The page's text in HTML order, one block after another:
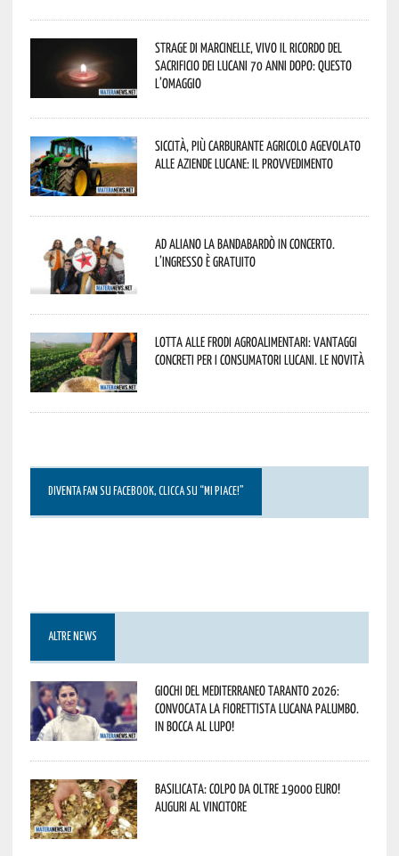
Strage di Marcinelle, vivo il ricordo del
sacrificio dei lucani 70 anni dopo: questo
l’omaggio
Siccità, più carburante agricolo agevolato
alle aziende lucane: il provvedimento
Ad Aliano la Bandabardò in concerto.
L’ingresso è gratuito
Lotta alle frodi agroalimentari: vantaggi
concreti per i consumatori lucani. Le novità
DIVENTA FAN SU FACEBOOK, CLICCA SU “MI PIACE!”
ALTRE NEWS
Giochi del Mediterraneo Taranto 2026:
convocata la fiorettista lucana Palumbo.
In bocca al lupo!
Basilicata: colpo da oltre 19000 Euro!
Auguri al vincitore